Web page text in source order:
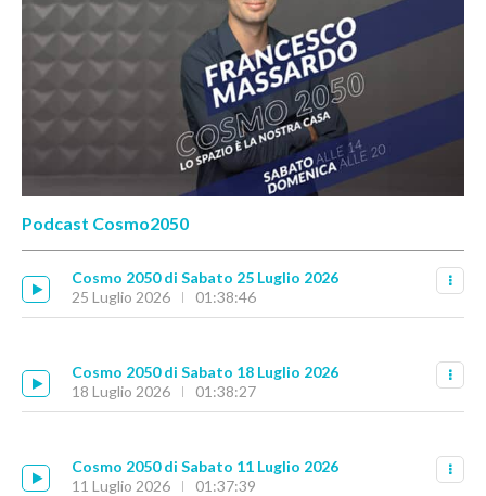
Podcast Cosmo2050
Cosmo 2050 di Sabato 25 Luglio 2026
25 Luglio 2026
01:38:46
Cosmo 2050 di Sabato 18 Luglio 2026
18 Luglio 2026
01:38:27
Cosmo 2050 di Sabato 11 Luglio 2026
11 Luglio 2026
01:37:39